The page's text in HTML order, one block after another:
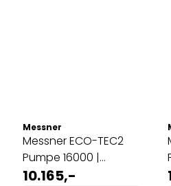
Messner
Messner ECO-TEC2
Pumpe 16000 |
Tørrmontering
10.165,-